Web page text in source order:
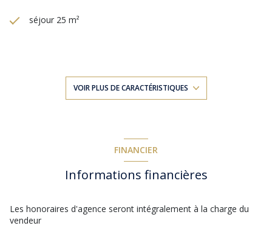
séjour 25 m²
Chauffage individuel : convecteur (electrique)
exposition Sud
VOIR PLUS DE CARACTÉRISTIQUES
FINANCIER
Informations financières
Les honoraires d'agence seront intégralement à la charge du
vendeur